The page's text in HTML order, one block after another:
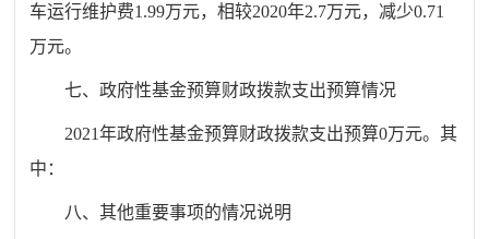
车运行维护费1.99万元，相较2020年2.7万元，减少0.71
万元。
七、政府性基金预算财政拨款支出预算情况
2021年政府性基金预算财政拨款支出预算0万元。其
中：
八、其他重要事项的情况说明